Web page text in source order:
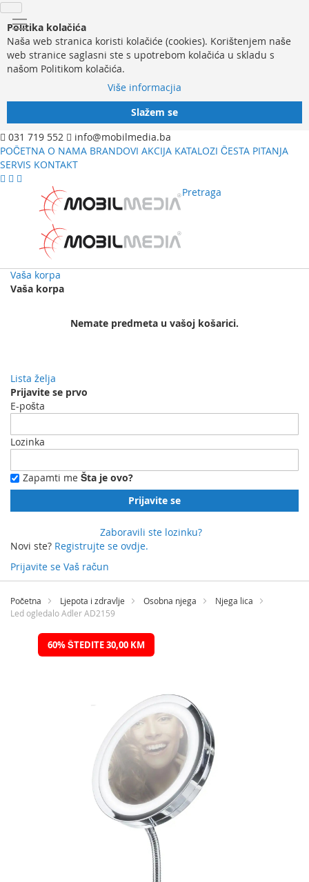
Politika kolačića
Naša web stranica koristi kolačiće (cookies). Korištenjem naše
web stranice saglasni ste s upotrebom kolačića u skladu s
našom Politikom kolačića.
Više informacjia
Slažem se
031 719 552
info@mobilmedia.ba
POČETNA O NAMA BRANDOVI AKCIJA KATALOZI ČESTA PITANJA
SERVIS KONTAKT
Pretraga
Vaša korpa
Vaša korpa
Nemate predmeta u vašoj košarici.
Lista želja
Prijavite se prvo
E-pošta
Lozinka
Zapamti me Šta je ovo?
Prijavite se
Zaboravili ste lozinku?
Novi ste? Registrujte se ovdje.
Prijavite se Vaš račun
Preskočite
sadržaj
Početna Ljepota i zdravlje Osobna njega
Njega lica
Led ogledalo Adler AD2159
Preskočite60% ŠTEDITE 30,00 KM